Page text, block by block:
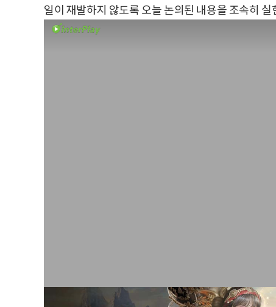
일이 재발하지 않도록 오늘 논의된 내용을 조속히